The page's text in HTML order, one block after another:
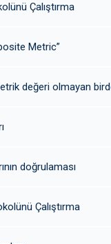
Çalıştırma
Metric”
değeri olmayan
doğrulaması
Çalıştırma